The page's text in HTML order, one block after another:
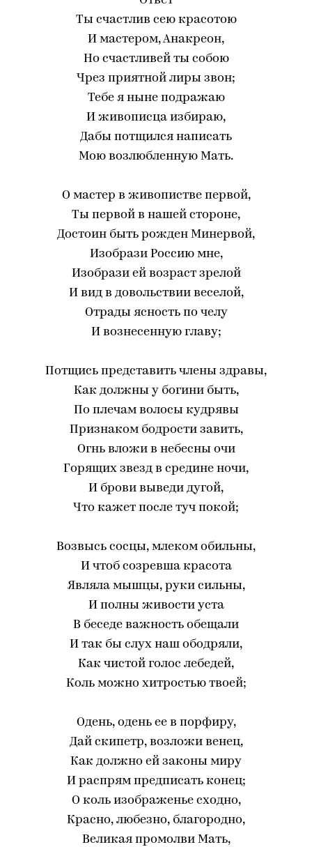
Ты счастлив сею красотою
И мастером, Анакреон,
Но счастливей ты собою
Чрез приятной лиры звон;
Тебе я ныне подражаю
И живописца избираю,
Дабы потщился написать
Мою возлюбленную Мать.
О мастер в живопистве первой,
Ты первой в нашей стороне,
Достоин быть рожден Минервой,
Изобрази Россию мне,
Изобрази ей возраст зрелой
И вид в довольствии веселой,
Отрады ясность по челу
И вознесенную главу;
Потщись представить члены здравы,
Как должны у богини быть,
По плечам волосы кудрявы
Признаком бодрости завить,
Огнь вложи в небесны очи
Горящих звезд в средине ночи,
И брови выведи дугой,
Что кажет после туч покой;
Возвысь сосцы, млеком обильны,
И чтоб созревша красота
Являла мышцы, руки сильны,
И полны живости уста
В беседе важность обещали
И так бы слух наш ободряли,
Как чистой голос лебедей,
Коль можно хитростью твоей;
Одень, одень ее в порфиру,
Дай скипетр, возложи венец,
Как должно ей законы миру
И распрям предписать конец;
О коль изображенье сходно,
Красно, любезно, благородно,
Великая промолви Мать,